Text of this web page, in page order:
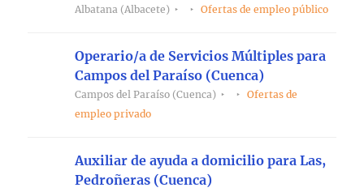
Albatana (Albacete) Ofertas de empleo público
Operario/a de Servicios Múltiples para
Campos del Paraíso (Cuenca)
Campos del Paraíso (Cuenca)
Ofertas de
empleo privado
Auxiliar de ayuda a domicilio para Las,
Pedroñeras (Cuenca)